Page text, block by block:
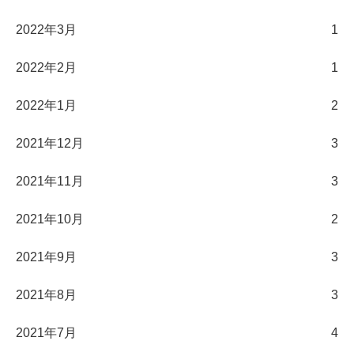
2022年3月 1
2022年2月 1
2022年1月 2
2021年12月 3
2021年11月 3
2021年10月 2
2021年9月 3
2021年8月 3
2021年7月 4